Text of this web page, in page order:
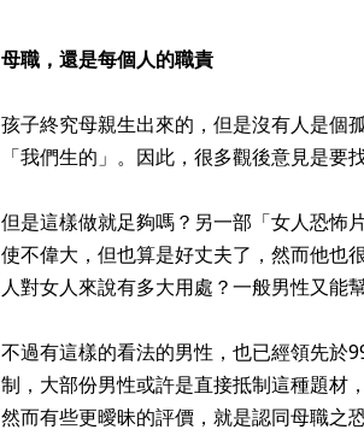
母職，還是每個人的職責
孩子終究母親生出來的，但是沒有人是個
「我們生的」。因此，很多觀後意見是要
但是這樣做就足夠嗎？另一部「女人恐怖
使不偉大，但也算是好丈夫了，然而他也
人對女人來說有多大用處？一般男性又能
不過有這樣的看法的男性，也已經領先於
制，大部份男性或許是直接抵制這種題材
然而有些更曖昧的評價，就是認同母職之